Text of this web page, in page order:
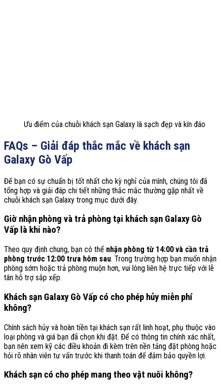
Ưu điểm của chuỗi khách sạn Galaxy là sạch đẹp và kín đáo
FAQs – Giải đáp thắc mắc về khách sạn
Galaxy Gò Vấp
Để bạn có sự chuẩn bị tốt nhất cho kỳ nghỉ của mình, chúng tôi đã
tổng hợp và giải đáp chi tiết những thắc mắc thường gặp nhất về
chuỗi khách sạn Galaxy trong mục dưới đây.
Giờ nhận phòng và trả phòng tại khách sạn Galaxy Gò
Vấp là khi nào?
Theo quy định chung, bạn có thể nhận phòng từ 14:00 và cần trả
phòng trước 12:00 trưa hôm sau. Trong trường hợp bạn muốn nhận
phòng sớm hoặc trả phòng muộn hơn, vui lòng liên hệ trực tiếp với lễ
tân hỗ trợ sắp xếp.
Khách sạn Galaxy Gò Vấp có cho phép hủy miễn phí
không?
Chính sách hủy và hoàn tiền tại khách sạn rất linh hoạt, phụ thuộc vào
loại phòng và giá bạn đã chọn khi đặt. Để có thông tin chính xác nhất,
bạn nên xem kỹ các điều khoản đi kèm trên nền tảng đặt phòng hoặc
hỏi rõ nhân viên tư vấn trước khi thanh toán để đảm bảo quyền lợi.
Khách sạn có cho phép mang theo vật nuôi không?